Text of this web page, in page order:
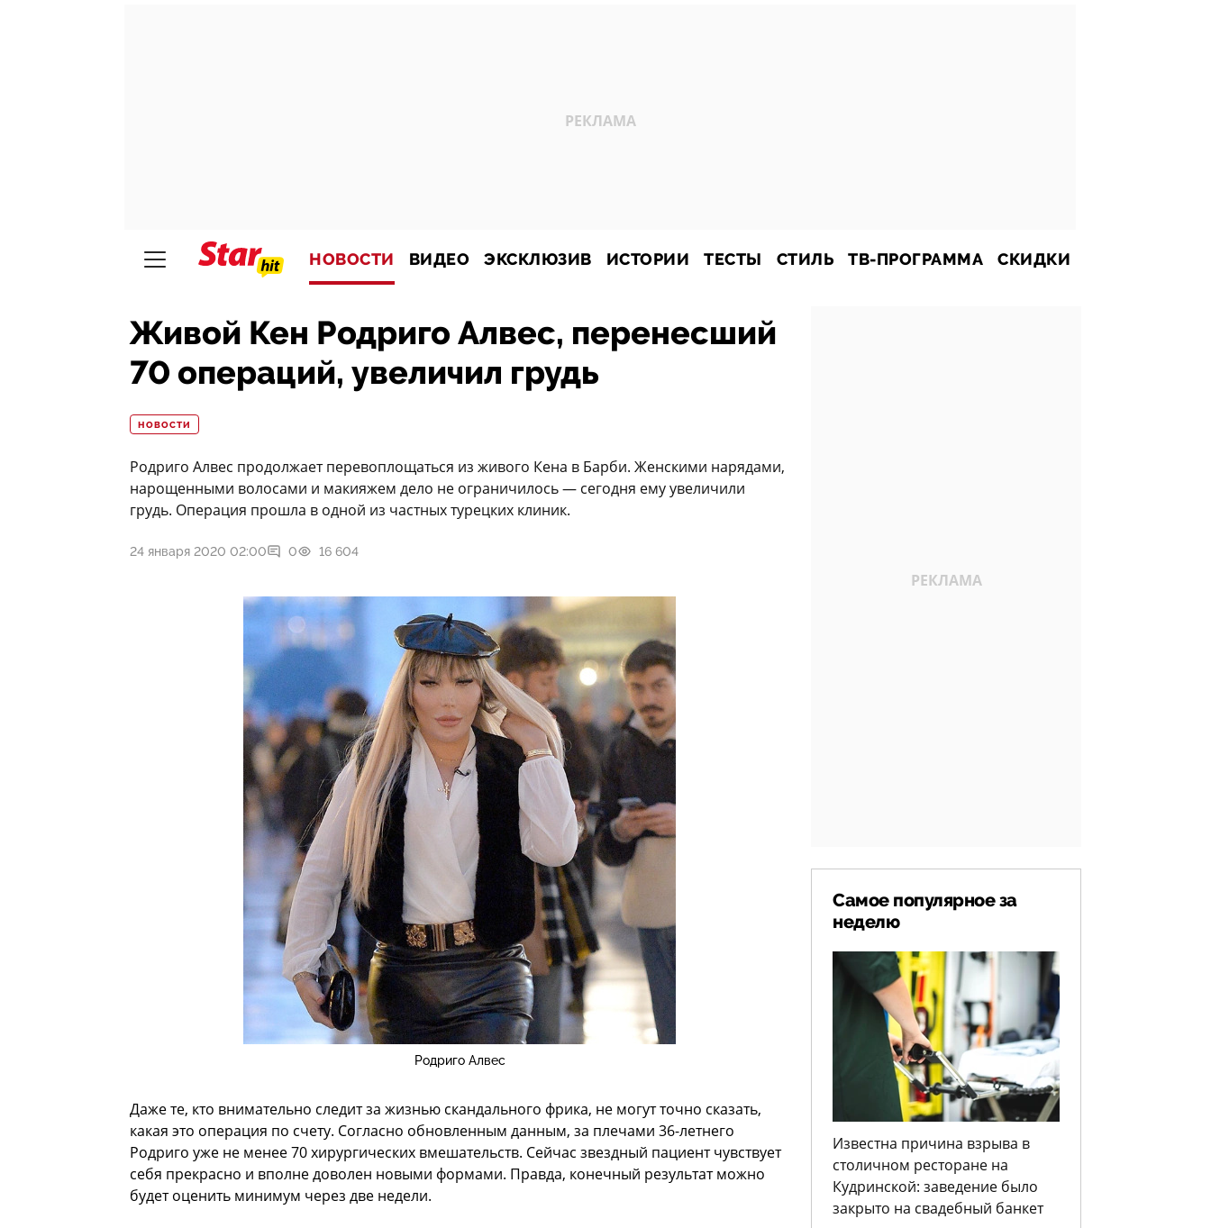
НОВОСТИ ВИДЕО ЭКСКЛЮЗИВ ИСТОРИИ ТЕСТЫ СТИЛЬ ТВ-ПРОГРАММА СКИДКИ
Живой Кен Родриго Алвес, перенесший
70 операций, увеличил грудь
НОВОСТИ
Родриго Алвес продолжает перевоплощаться из живого Кена в Барби. Женскими нарядами,
нарощенными волосами и макияжем дело не ограничилось — сегодня ему увеличили
грудь. Операция прошла в одной из частных турецких клиник.
24 января 2020 02:00 0 16 604
Родриго Алвес
Даже те, кто внимательно следит за жизнью скандального фрика, не могут точно сказать,
какая это операция по счету. Согласно обновленным данным, за плечами 36-летнего
Родриго уже не менее 70 хирургических вмешательств. Сейчас звездный пациент чувствует
себя прекрасно и вполне доволен новыми формами. Правда, конечный результат можно
будет оценить минимум через две недели.
Самое популярное за
неделю
Известна причина взрыва в
столичном ресторане на
Кудринской: заведение было
закрыто на свадебный банкет